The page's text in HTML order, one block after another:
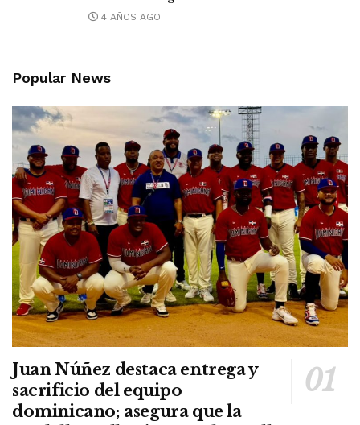
4 AÑOS AGO
Popular News
Juan Núñez destaca entrega y
sacrificio del equipo
dominicano; asegura que la